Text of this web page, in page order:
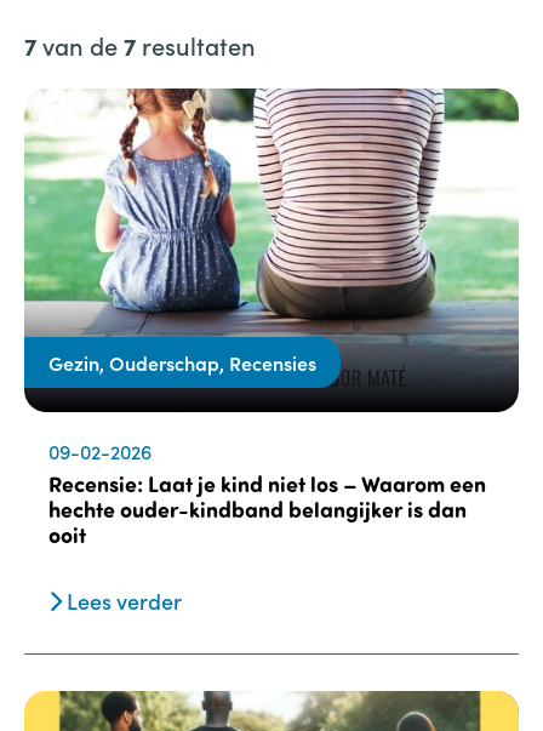
7van de7 resultaten
Gezin, Ouderschap, Recensies
09-02-2026
Recensie: Laat je kind niet los – Waarom een
hechte ouder-kindband belangijker is dan
ooit
Lees verder